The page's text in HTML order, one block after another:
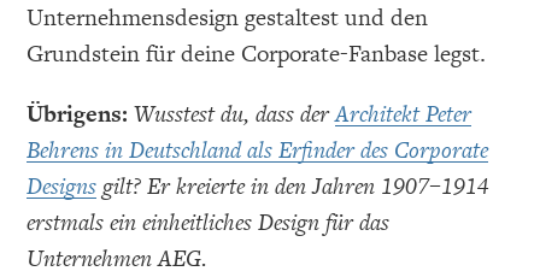
Unternehmensdesign gestaltest und den
Grundstein für deine Corporate-Fanbase legst.
Übrigens: Wusstest du, dass derArchitekt Peter
Behrens in Deutschland als Erfinder des Corporate
Designsgilt? Er kreierte in den Jahren 1907–1914
erstmals ein einheitliches Design für das
Unternehmen AEG.